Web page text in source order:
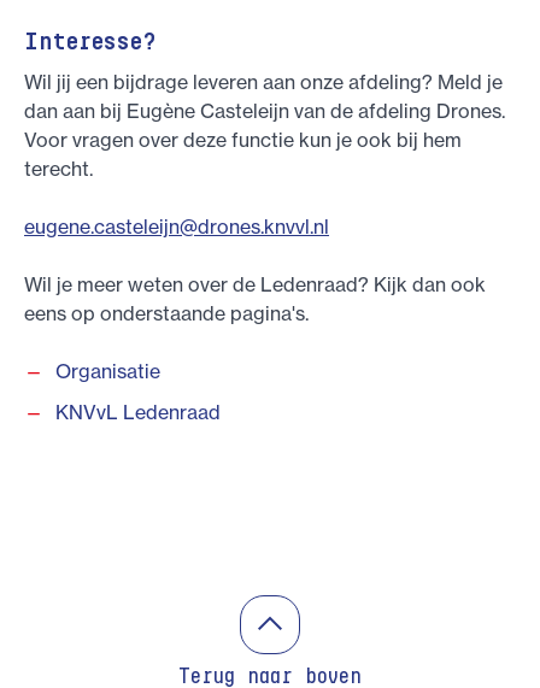
Interesse?
Wil jij een bijdrage leveren aan onze afdeling? Meld je
dan aan bij Eugène Casteleijn van de afdeling Drones.
Voor vragen over deze functie kun je ook bij hem
terecht.
eugene.casteleijn@drones.knvvl.nl
Wil je meer weten over de Ledenraad? Kijk dan ook
eens op onderstaande pagina's.
Organisatie
KNVvL Ledenraad
Terug naar boven